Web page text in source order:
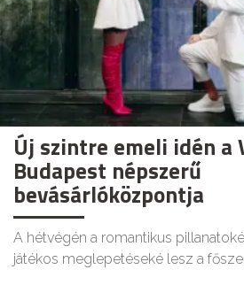
Új szintre emeli idén a
Budapest népszerű
bevásárlóközpontja
A hétvégén a romantikus
játékos meglepetéseké lesz a